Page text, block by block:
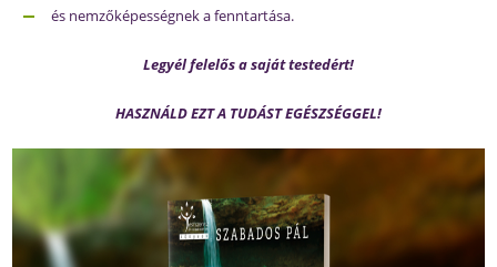
és nemzőképességnek a fenntartása.
Legyél felelős a saját testedért!
HASZNÁLD EZT A TUDÁST EGÉSZSÉGGEL!